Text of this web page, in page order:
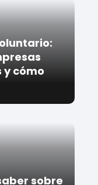
cómo
sobre